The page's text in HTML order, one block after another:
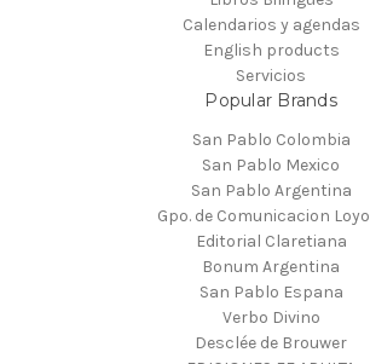
Calendarios y agendas
English products
Servicios
Popular Brands
San Pablo Colombia
San Pablo Mexico
San Pablo Argentina
Gpo. de Comunicacion
Editorial Claretiana
Bonum Argentina
San Pablo Espana
Verbo Divino
Desclée de Brouwer